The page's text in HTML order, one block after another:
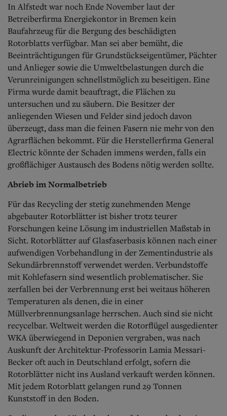
In Alfstedt war noch Ende November laut der
Betreiberfirma Energiekontor in Bremen kein
Baufahrzeug für die Bergung des beschädigten
Rotorblatts verfügbar. Man sei aber bemüht, die
Beeinträchtigungen für Grundstückseigentümer, Pächter
und Anlieger sowie die Umweltbelastungen durch die
Verunreinigungen schnellstmöglich zu beseitigen. Eine
Firma wurde damit beauftragt, die Flächen zu
untersuchen und zu säubern. Die Besitzer der
anliegenden Wiesen und Felder sind jedoch davon
überzeugt, dass man die feinen Fasern nie mehr von den
Agrarflächen bekommt. Für die Herstellerfirma General
Electric könnte der Schaden immens werden, falls ein
großflächiger Austausch des Bodens nötig werden sollte.
Abrieb im Normalbetrieb
Für das Recycling der stetig zunehmenden Menge
abgebauter Rotorblätter ist bisher trotz teurer
Forschungen keine Lösung im industriellen Maßstab in
Sicht. Rotorblätter auf Glasfaserbasis können nach einer
aufwendigen Vorbehandlung in der Zementindustrie als
Sekundärbrennstoff verwendet werden. Verbundstoffe
mit Kohlefasern sind wesentlich problematischer. Sie
zerfallen bei der Verbrennung erst bei weitaus höheren
Temperaturen als denen, die in einer
Müllverbrennungsanlage herrschen. Auch sind sie nicht
recycelbar. Weltweit werden die Rotorflügel ausgedienter
WKA überwiegend in Deponien vergraben, was nach
Auskunft der Architektur-Professorin Lamia Messari-
Becker oft auch in Deutschland erfolgt, sofern die
Rotorblätter nicht ins Ausland verkauft werden können.
Mit jedem Rotorblatt gelangen rund 29 Tonnen
Kunststoff in den Boden.